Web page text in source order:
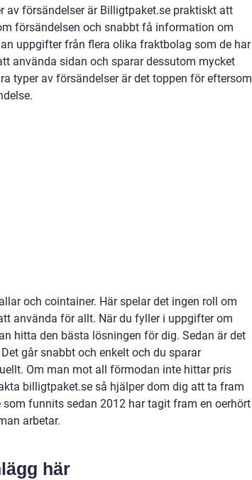
av försändelser är Billigtpaket.se praktiskt att
försändelsen och snabbt få information om
uppgifter från flera olika fraktbolag som de har
använda sidan och sparar dessutom mycket
typer av försändelser är det toppen för eftersom
och cointainer. Här spelar det ingen roll om
använda för allt. När du fyller i uppgifter om
hitta den bästa lösningen för dig. Sedan är det
går snabbt och enkelt och du sparar
Om man mot all förmodan inte hittar pris
billigtpaket.se så hjälper dom dig att ta fram
funnits sedan 2012 har tagit fram en oerhört
arbetar.
här